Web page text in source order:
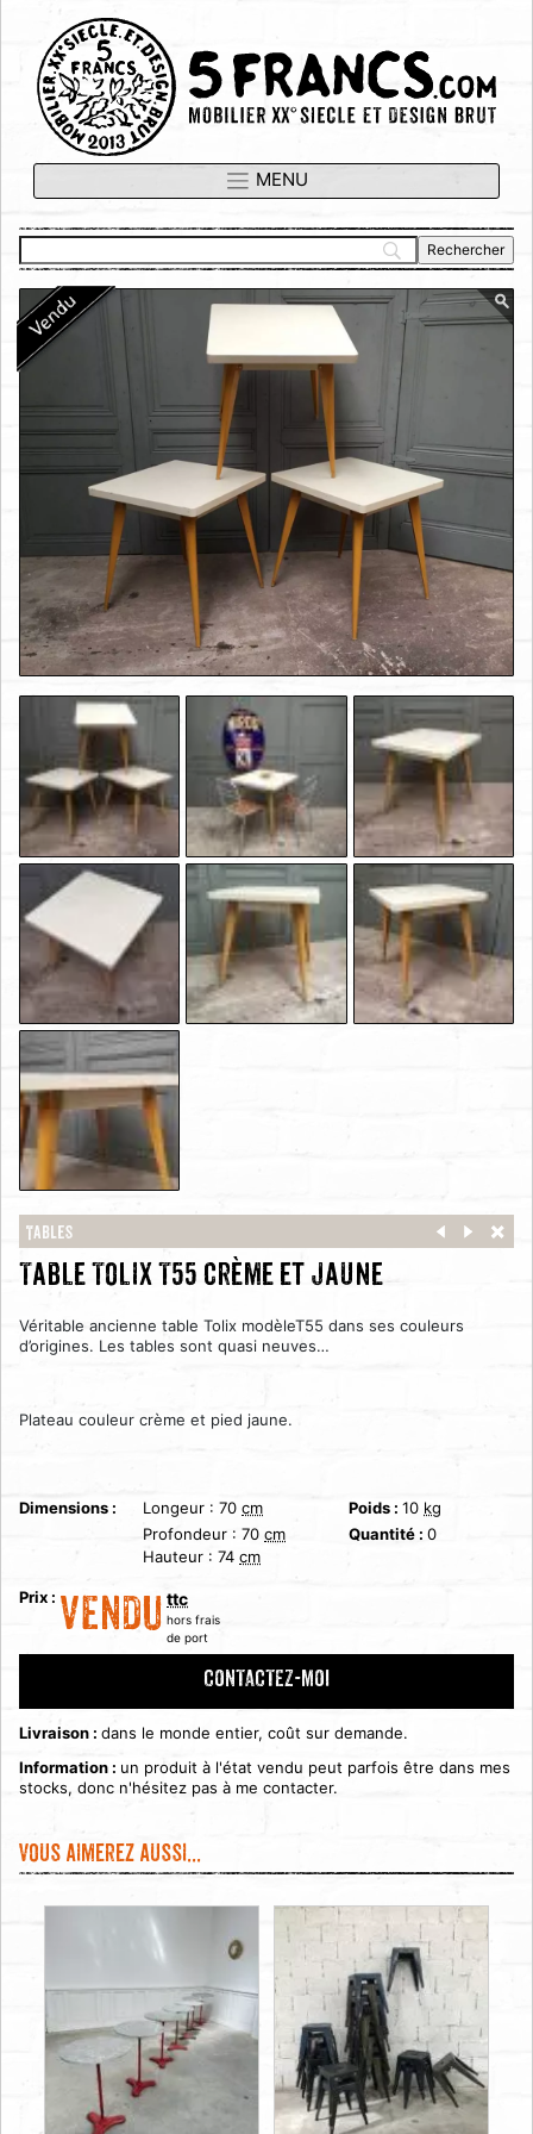
Tables
Table Tolix T55 crème et jaune
Véritable ancienne table Tolix modèleT55 dans ses couleurs
d’origines. Les tables sont quasi neuves…
Plateau couleur crème et pied jaune.
Dimensions : Longeur : 70 cm
Profondeur : 70 cm
Hauteur : 74 cm
Poids :10 kg
Quantité :0
Prix : VENDU ttc
hors frais
de port
CONTACTEZ-MOI
Livraison : dans le monde entier, coût sur demande.
Information : un produit à l'état vendu peut parfois être dans mes
stocks, donc n'hésitez pas à me contacter.
Vous aimerez aussi...